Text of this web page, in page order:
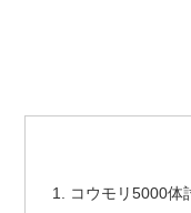
コウモリ5000体